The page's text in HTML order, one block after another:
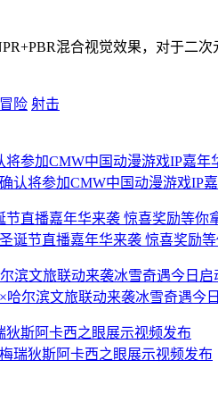
混合视觉效果，对于二次
冒险 射击
认将参加CMW中国动漫游戏IP
诞节直播嘉年华来袭 惊喜奖励
哈尔滨文旅联动来袭冰雪奇遇今
瑞狄斯阿卡西之眼展示视频发布